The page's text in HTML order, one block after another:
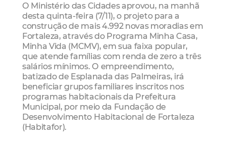
O Ministério das Cidades aprovou, na manhã
desta quinta-feira (7/11), o projeto para a
construção de mais 4.992 novas moradias em
Fortaleza, através do Programa Minha Casa,
Minha Vida (MCMV), em sua faixa popular,
que atende famílias com renda de zero a três
salários mínimos. O empreendimento,
batizado de Esplanada das Palmeiras, irá
beneficiar grupos familiares inscritos nos
programas habitacionais da Prefeitura
Municipal, por meio da Fundação de
Desenvolvimento Habitacional de Fortaleza
(Habitafor).